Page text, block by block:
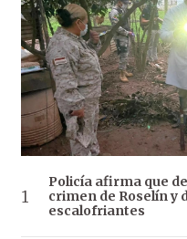
Policía afirma que
crimen de Roselín y
escalofriantes